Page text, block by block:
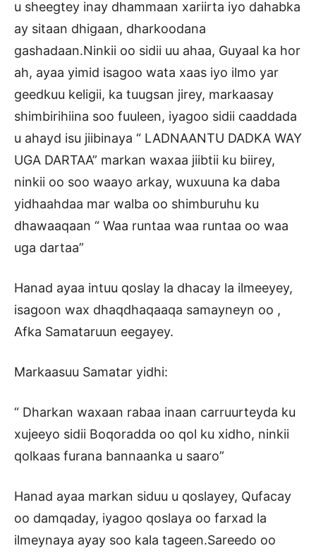
u sheegtey inay dhammaan xariirta iyo dahabka
ay sitaan dhigaan, dharkoodana
gashadaan.Ninkii oo sidii uu ahaa, Guyaal ka hor
ah, ayaa yimid isagoo wata xaas iyo ilmo yar
geedkuu keligii, ka tuugsan jirey, markaasay
shimbirihiina soo fuuleen, iyagoo sidii caaddada
u ahayd isu jiibinaya “ LADNAANTU DADKA WAY
UGA DARTAA” markan waxaa jiibtii ku biirey,
ninkii oo soo waayo arkay, wuxuuna ka daba
yidhaahdaa mar walba oo shimburuhu ku
dhawaaqaan “ Waa runtaa waa runtaa oo waa
uga dartaa”
Hanad ayaa intuu qoslay la dhacay la ilmeeyey,
isagoon wax dhaqdhaqaaqa samayneyn oo ,
Afka Samataruun eegayey.
Markaasuu Samatar yidhi:
“ Dharkan waxaan rabaa inaan carruurteyda ku
xujeeyo sidii Boqoradda oo qol ku xidho, ninkii
qolkaas furana bannaanka u saaro”
Hanad ayaa markan siduu u qoslayey, Qufacay
oo damqaday, iyagoo qoslaya oo farxad la
ilmeynaya ayay soo kala tageen.Sareedo oo